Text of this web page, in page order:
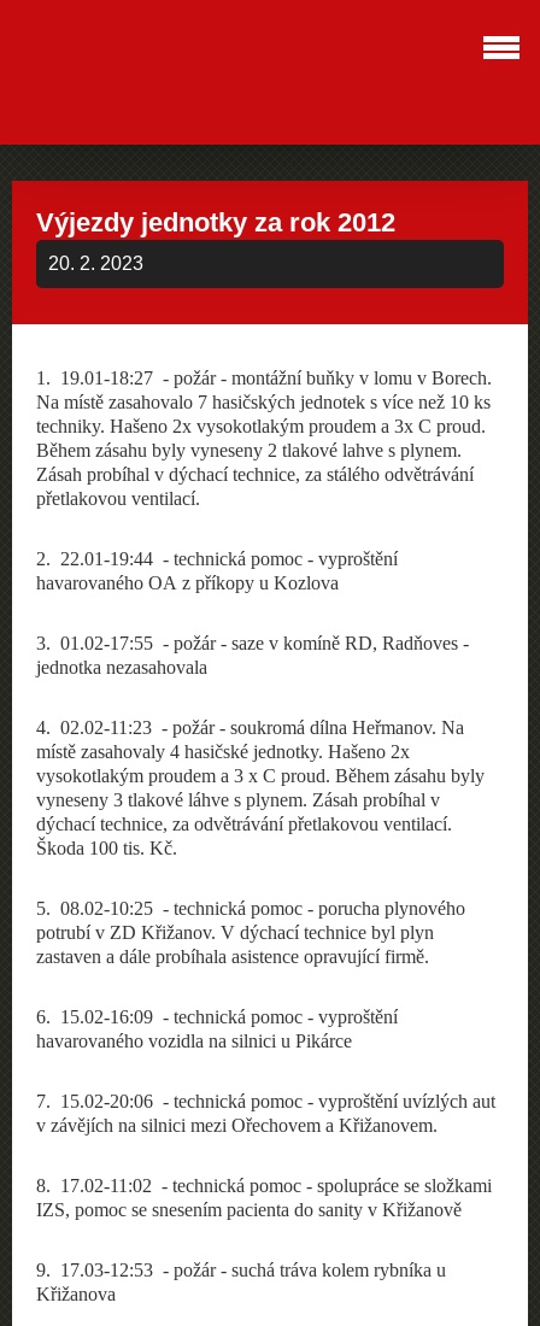
Výjezdy jednotky za rok 2012
20. 2. 2023
1 . 19.01-18:27 - požár- montážní buňky v lomu v Borech.
Na místě zasahovalo 7 hasičských jednotek s více než 10 ks
techniky. Hašeno 2x vysokotlakým proudem a 3x C proud.
Během zásahu byly vyneseny 2 tlakové lahve s plynem.
Zásah probíhal v dýchací technice, za stálého odvětrávání
přetlakovou ventilací.
2. 22.01-19:44 - technická pomoc - vyproštění
havarovaného OA z příkopy u Kozlova
3. 01.02-17:55 - požár- saze v komíně RD, Radňoves -
jednotka nezasahovala
4. 02.02-11:23 - požár- soukromá dílna Heřmanov. Na
místě zasahovaly 4 hasičské jednotky. Hašeno 2x
vysokotlakým proudem a 3 x C proud. Během zásahu byly
vyneseny 3 tlakové láhve s plynem. Zásah probíhal v
dýchací technice, za odvětrávání přetlakovou ventilací.
Škoda 100 tis. Kč.
5. 08.02-10:25 - technická pomoc - porucha plynového
potrubí v ZD Křižanov. V dýchací technice byl plyn
zastaven a dále probíhala asistence opravující firmě.
6. 15.02-16:09 - technická pomoc - vyproštění
havarovaného vozidla na silnici u Pikárce
7. 15.02-20:06 - technická pomoc - vyproštění uvízlých aut
v závějích na silnici mezi Ořechovem a Křižanovem.
8. 17.02-11:02 - technická pomoc - spolupráce se složkami
IZS, pomoc se snesením pacienta do sanity v Křižanově
9. 17.03-12:53 - požár- suchá tráva kolem rybníka u
Křižanova